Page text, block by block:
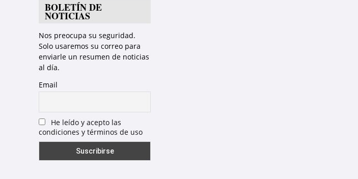
BOLETÍN DE
NOTICIAS
Nos preocupa su seguridad.
Solo usaremos su correo para
enviarle un resumen de noticias
al día.
Email
He leído y acepto las
condiciones y términos de uso